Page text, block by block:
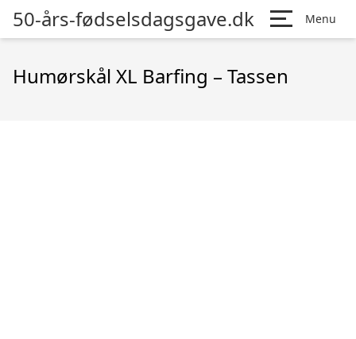
50-års-fødselsdagsgave.dk Menu
Humørskål XL Barfing – Tassen